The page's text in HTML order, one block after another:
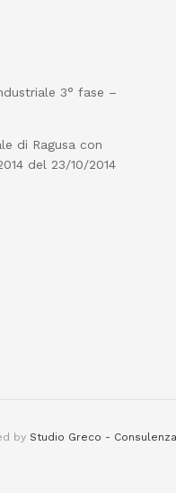
3° fase –
di Ragusa con
del 23/10/2014
by Studio Greco -